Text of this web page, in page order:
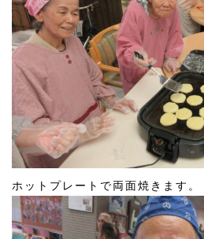
ホットプレートで両面焼きます。